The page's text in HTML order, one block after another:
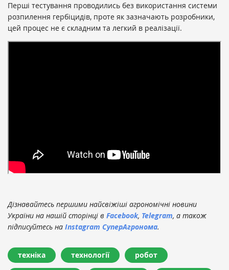
Перші тестування проводились без використання системи
розпилення гербіцидів, проте як зазначають розробники,
цей процес не є складним та легкий в реалізації.
Дізнавайтесь першими найсвіжіші агрономічні новини
України на нашій сторінці в Facebook, Telegram, а також
підписуйтесь на Instagram СуперАгронома.
техніка технології робот